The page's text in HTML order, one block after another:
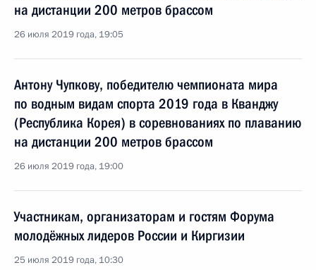
на дистанции 200 метров брассом
26 июля 2019 года, 19:05
Антону Чупкову, победителю чемпионата мира
по водным видам спорта 2019 года в Кванджу
(Республика Корея) в соревнованиях по плаванию
на дистанции 200 метров брассом
26 июля 2019 года, 19:00
Участникам, организаторам и гостям Форума
молодёжных лидеров России и Киргизии
25 июля 2019 года, 10:30